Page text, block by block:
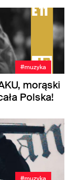
#muzyka
morąski
Polska!